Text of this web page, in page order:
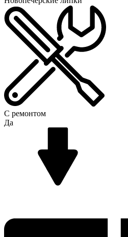
С ремонтом
Да